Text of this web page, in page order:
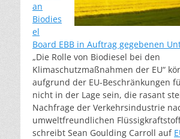
an
Biodies
el
Board EBB in Auftrag gegebenen
„Die Rolle von Biodiesel bei den
Klimaschutzmaßnahmen der EU“
aufgrund der EU-Beschränkungen
nicht in der Lage sein, die rasant
Nachfrage der Verkehrsindustrie
umweltfreundlichen
schreibt Sean Goulding Carroll auf